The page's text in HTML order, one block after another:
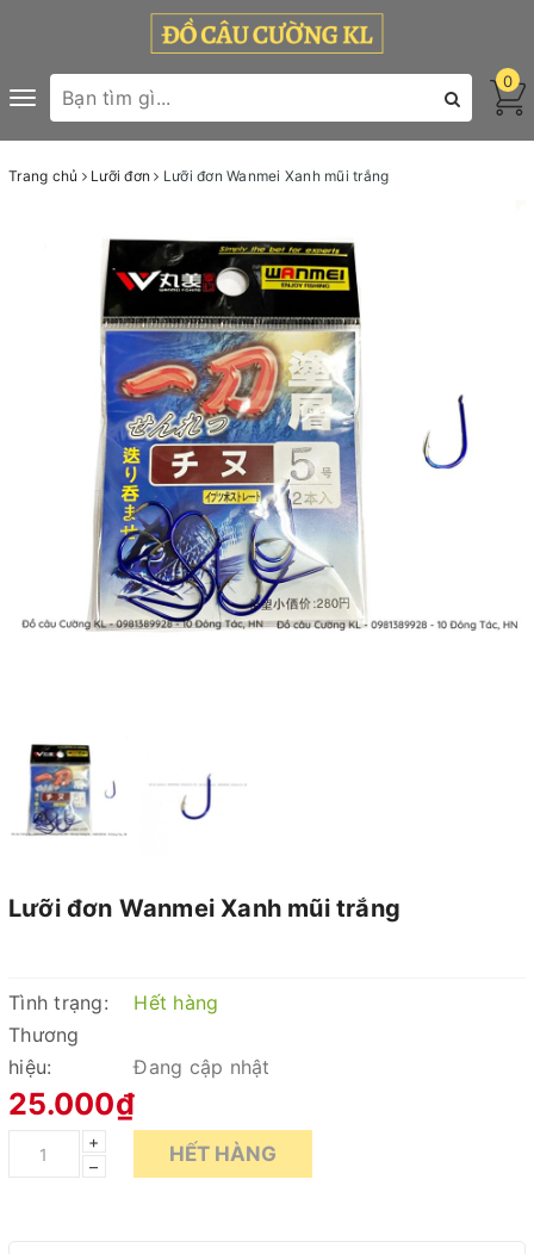
Toggle
navigation
0
Trang chủ Lưỡi đơn Lưỡi đơn Wanmei Xanh mũi trắng
Lưỡi đơn Wanmei Xanh mũi trắng
Tình trạng:
Hết hàng
Thương
hiệu:
Đang cập nhật
25.000₫
+
–
HẾT HÀNG